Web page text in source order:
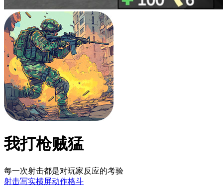
我打枪贼猛
每一次射击都是对玩家反应的考验
射击写实横屏动作格斗